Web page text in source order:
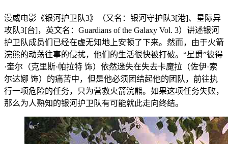
漫威电影《银河护卫队3》（又名：银河守护队3[港]、星际异
攻队3[台]，英文名：Guardians of the Galaxy Vol. 3）讲述银河
护卫队成员们已经在虚无知地上安顿了下来。然而，由于火箭
浣熊的动荡往事的侵扰，他们的生活很快被打破。“星爵”彼得
·奎尔（克里斯·帕拉特 饰）依然迷失在失去卡魔拉（佐伊·索
尔达娜 饰）的痛苦中，但是他必须团结起他的团队，前往执
行一项危险的任务，只为营救火箭浣熊。如果这项任务失败，
那么为人熟知的银河护卫队有可能就此走向终结。